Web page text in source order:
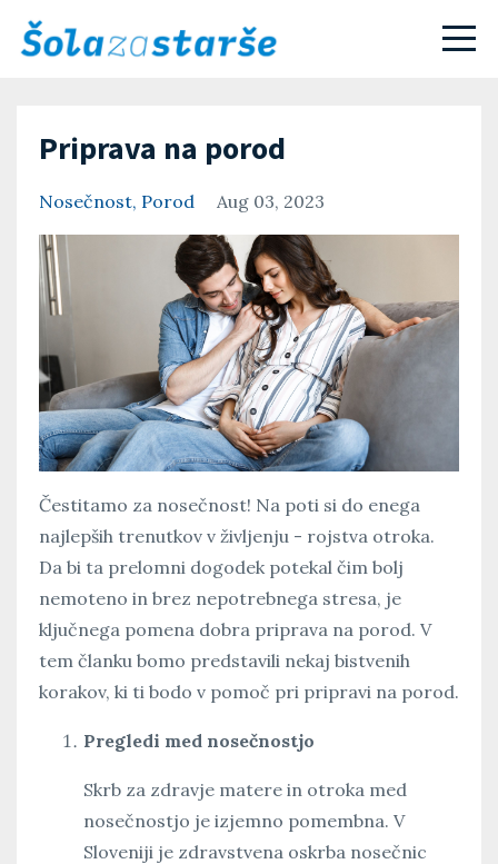
Priprava na porod
Nosečnost Porod Aug 03, 2023
Čestitamo za nosečnost! Na poti si do enega
najlepših trenutkov v življenju - rojstva otroka.
Da bi ta prelomni dogodek potekal čim bolj
nemoteno in brez nepotrebnega stresa, je
ključnega pomena dobra priprava na porod. V
tem članku bomo predstavili nekaj bistvenih
korakov, ki ti bodo v pomoč pri pripravi na porod.
Pregledi med nosečnostjo
Skrb za zdravje matere in otroka med
nosečnostjo je izjemno pomembna. V
Sloveniji je zdravstvena oskrba nosečnic